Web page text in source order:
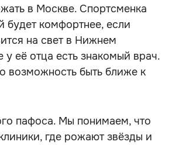
в Москве. Спортсменка
будет комфортнее, если
на свет в Нижнем
у её отца есть знакомый врач.
возможность быть ближе к
пафоса. Мы понимаем, что
где рожают звёзды и